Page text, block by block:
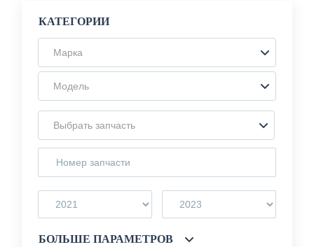
КАТЕГОРИИ
Марка
Модель
Выбрать запчасть
БОЛЬШЕ ПАРАМЕТРОВ